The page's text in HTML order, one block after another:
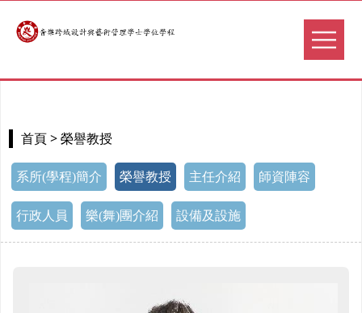
首頁 > 榮譽教授
系所(學程)簡介 榮譽教授 主任介紹 師資陣容
行政人員 樂(舞)團介紹 設備及設施